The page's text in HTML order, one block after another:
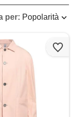
per: Popolarità